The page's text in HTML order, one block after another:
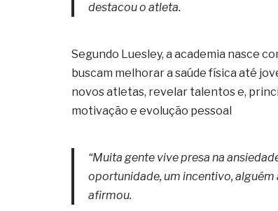
destacou o atleta.
Segundo Luesley, a academia nasce
buscam melhorar a saúde física até
novos atletas, revelar talentos e,
motivação e evolução pessoal
“Muita gente vive presa na
oportunidade, um incentivo, alguém
afirmou.